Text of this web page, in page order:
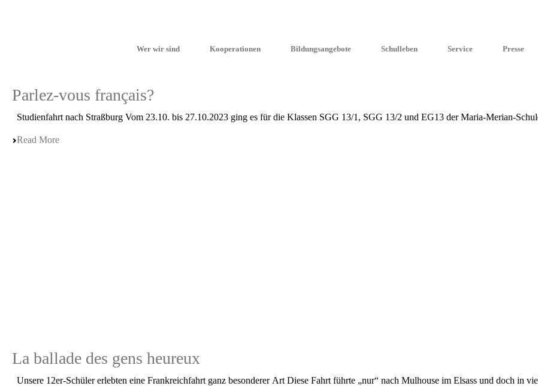
Wer wir sind Kooperationen Bildungsangebote Schulleben Service Presse
Parlez-vous français?
Studienfahrt nach Straßburg Vom 23.10. bis 27.10.2023 ging es für die Klassen SGG 13/1, SGG 13/2 und EG13 der Maria-Merian-
Read More
La ballade des gens heureux
Unsere 12er-Schüler erleb­ten eine Frank­reich­fahrt ganz beson­de­rer Art Diese Fahrt führte „nur“ nach Mulhouse im Elsass und doch in